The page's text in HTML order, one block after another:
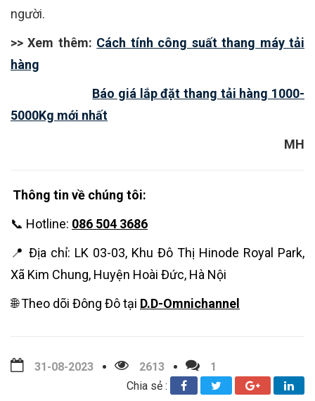
người.
>> Xem thêm: Cách tính công suất thang máy tải
hàng
Báo giá lắp đặt thang tải hàng 1000-
5000Kg mới nhất
MH
Thông tin về chúng tôi:
📞 Hotline: 086 504 3686
📍 Địa chỉ: LK 03-03, Khu Đô Thị Hinode Royal Park,
Xã Kim Chung, Huyện Hoài Đức, Hà Nội
🌐 Theo dõi Đông Đô tại D.D-Omnichannel
31-08-2023 2613
1
Chia sẻ :